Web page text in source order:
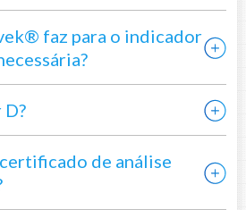
faz para o indicador
D?
de análise